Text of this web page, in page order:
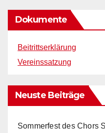
Dokumente
Beitrittserklärung
Vereinssatzung
Neuste Beiträge
Sommerfest des Chors